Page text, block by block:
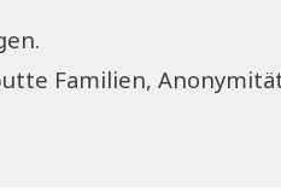
Fami­li­en,